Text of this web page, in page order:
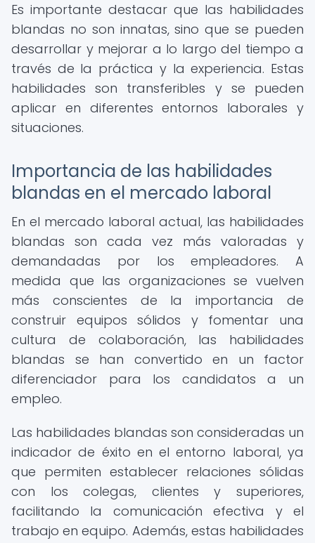
Es importante destacar que las habilidades
blandas no son innatas, sino que se pueden
desarrollar y mejorar a lo largo del tiempo a
través de la práctica y la experiencia. Estas
habilidades son transferibles y se pueden
aplicar en diferentes entornos laborales y
situaciones.
Importancia de las habilidades
blandas en el mercado laboral
En el mercado laboral actual, las habilidades
blandas son cada vez más valoradas y
demandadas por los empleadores. A
medida que las organizaciones se vuelven
más conscientes de la importancia de
construir equipos sólidos y fomentar una
cultura de colaboración, las habilidades
blandas se han convertido en un factor
diferenciador para los candidatos a un
empleo.
Las habilidades blandas son consideradas un
indicador de éxito en el entorno laboral, ya
que permiten establecer relaciones sólidas
con los colegas, clientes y superiores,
facilitando la comunicación efectiva y el
trabajo en equipo. Además, estas habilidades